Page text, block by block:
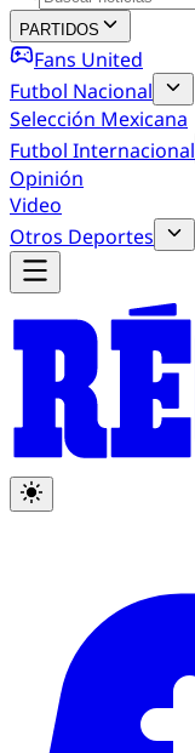
PARTIDOS
Fans United
Futbol Nacional
Selección Mexicana
Futbol Internacional
Opinión
Video
Otros Deportes